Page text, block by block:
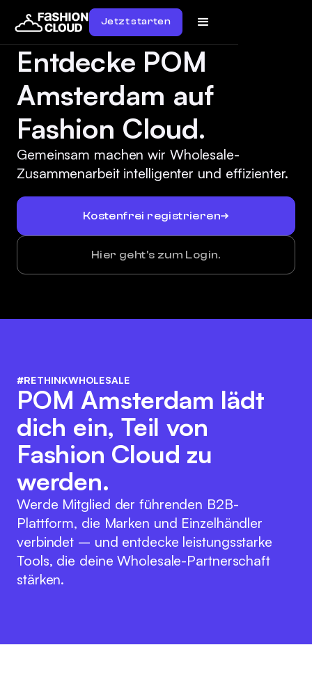
Jetzt starten
Entdecke POM
Amsterdam auf
Fashion Cloud.
Gemeinsam machen wir Wholesale-
Zusammenarbeit intelligenter und effizienter.
Kostenfrei registrieren
Hier geht's zum Login.
#RETHINKWHOLESALE
POM Amsterdam lädt
dich ein, Teil von
Fashion Cloud zu
werden.
Werde Mitglied der führenden B2B-
Plattform, die Marken und Einzelhändler
verbindet – und entdecke leistungsstarke
Tools, die deine Wholesale-Partnerschaft
stärken.